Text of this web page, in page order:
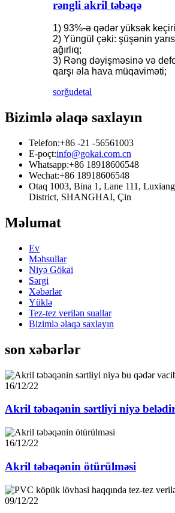
rəngli akril təbəqə
1) 93%-ə qədər yüksək
2) Yüngül çəki: şüşənin
ağırlıq;
3) Rəng dəyişməsinə və
qarşı əla hava müqaviməti;
sorğudetal
Bizimlə əlaqə saxlayın
Telefon:+86 -21 -56561003
E-poçt:info@gokai.com.cn
Whatsapp:+86 18918606548
Wechat:+86 18918606548
Otaq 1003, Bina 1, Lane 111,
District, SHANGHAI, Çin
Məlumat
Ev
Məhsullar
Niyə Gökai
Sərgi
Xəbərlər
Yüklə
Tez-tez verilən suallar
Bizimlə əlaqə saxlayın
son xəbərlər
16/12/22
Akril təbəqənin sərtliyi niyə
16/12/22
Akril təbəqənin ötürülməsi
09/12/22